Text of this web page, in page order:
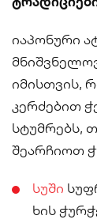
იაპონური
იმისთვის,
კერძებით
სტუმრებს,
შეარჩიოთ
სუში
ხის